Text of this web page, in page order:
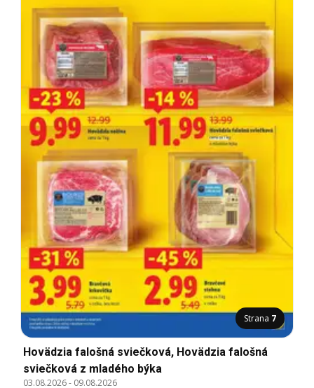
Strana 7
Hovädzia falošná sviečková, Hovädzia falošná
sviečková z mladého býka
03.08.2026- 09.08.2026